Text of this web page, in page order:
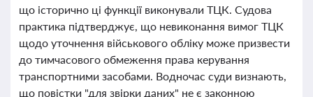
що історично ці функції виконували ТЦК. Судова
практика підтверджує, що невиконання вимог ТЦК
щодо уточнення військового обліку може призвести
до тимчасового обмеження права керування
транспортними засобами. Водночас суди визнають,
що повістки "для звірки даних" не є законною